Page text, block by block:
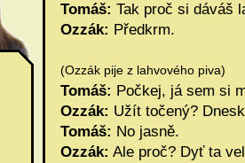
Tomáš: Tak proč si dáváš
Ozzák: Předkrm.
(Ozzák pije z lahvového piva)
Tomáš: Počkej, já sem si
Ozzák: Užít točený?
Tomáš: No jasně.
Ozzák: Ale proč? Dyť ta